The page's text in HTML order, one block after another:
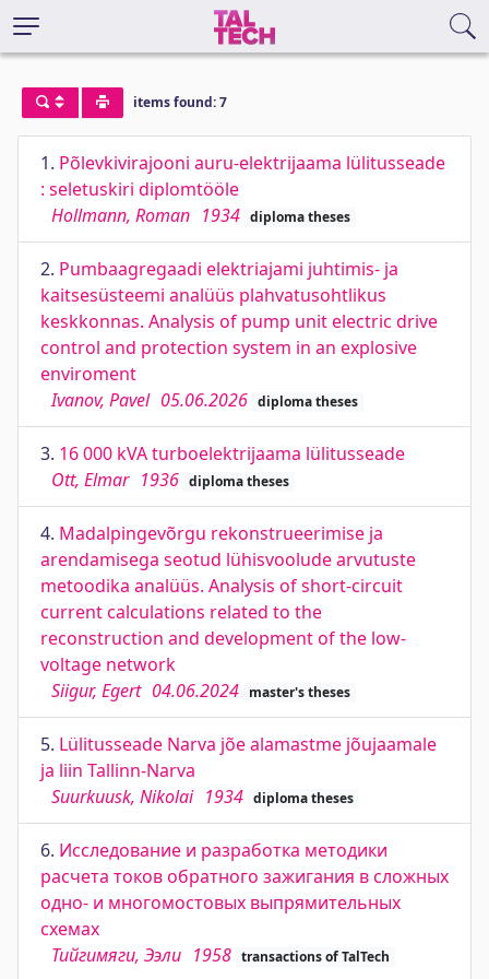
items found: 7
1. Põlevkivirajooni auru-elektrijaama lülitusseade
: seletuskiri diplomtööle
Hollmann, Roman 1934 diploma theses
2. Pumbaagregaadi elektriajami juhtimis- ja
kaitsesüsteemi analüüs plahvatusohtlikus
keskkonnas. Analysis of pump unit electric drive
control and protection system in an explosive
enviroment
Ivanov, Pavel 05.06.2026 diploma theses
3. 16 000 kVA turboelektrijaama lülitusseade
Ott, Elmar 1936 diploma theses
4. Madalpingevõrgu rekonstrueerimise ja
arendamisega seotud lühisvoolude arvutuste
metoodika analüüs. Analysis of short-circuit
current calculations related to the
reconstruction and development of the low-
voltage network
Siigur, Egert 04.06.2024 master's theses
5. Lülitusseade Narva jõe alamastme jõujaamale
ja liin Tallinn-Narva
Suurkuusk, Nikolai 1934 diploma theses
6. Исследование и разработка методики
расчета токов обратного зажигания в сложных
одно- и многомостовых выпрямительных
схемах
Тийгимяги, Ээли 1958 transactions of TalTech